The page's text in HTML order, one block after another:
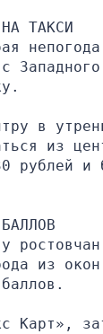
ТАКСИ
в
из
рублей
из
Карт»,